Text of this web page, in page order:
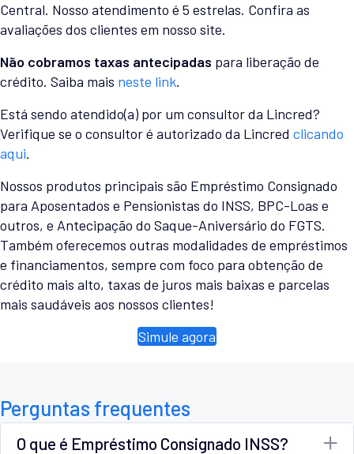
Central. Nosso atendimento é 5 estrelas. Confira as
avaliações dos clientes em nosso site.
Não cobramos taxas antecipadas para liberação de
crédito. Saiba mais neste link.
Está sendo atendido(a) por um consultor da Lincred?
Verifique se o consultor é autorizado da Lincred clicando
aqui.
Nossos produtos principais são Empréstimo Consignado
para Aposentados e Pensionistas do INSS, BPC-Loas e
outros, e Antecipação do Saque-Aniversário do FGTS.
Também oferecemos outras modalidades de empréstimos
e financiamentos, sempre com foco para obtenção de
crédito mais alto, taxas de juros mais baixas e parcelas
mais saudáveis aos nossos clientes!
Simule agora
Perguntas frequentes
O que é Empréstimo Consignado INSS?